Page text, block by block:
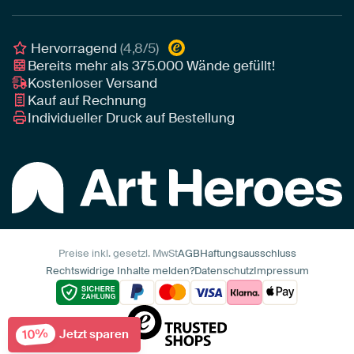
Art Heroes App
Hervorragend(4,8/5)
Bereits mehr als375.000Wände gefüllt!
Kostenloser Versand
Kauf auf Rechnung
Individueller Druck auf Bestellung
Preise inkl. gesetzl. MwStAGBHaftungsausschluss
Rechtswidrige Inhalte melden?DatenschutzImpressum
10% Jetzt sparen